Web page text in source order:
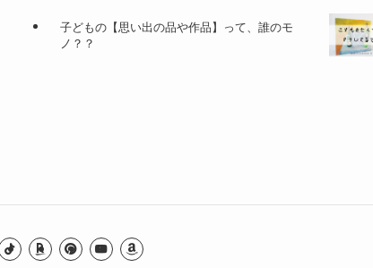
子どもの【思い出の品や作品】って、誰のモ
ノ？？